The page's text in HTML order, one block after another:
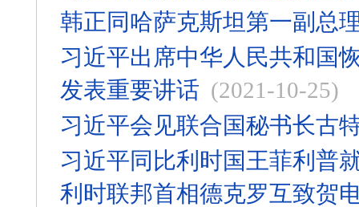
韩正同哈萨克斯坦第一副总
习近平出席中华人民共和国
发表重要讲话 (2021-10-25)
习近平会见联合国秘书长古
习近平同比利时国王菲利普
利时联邦首相德克罗互致贺